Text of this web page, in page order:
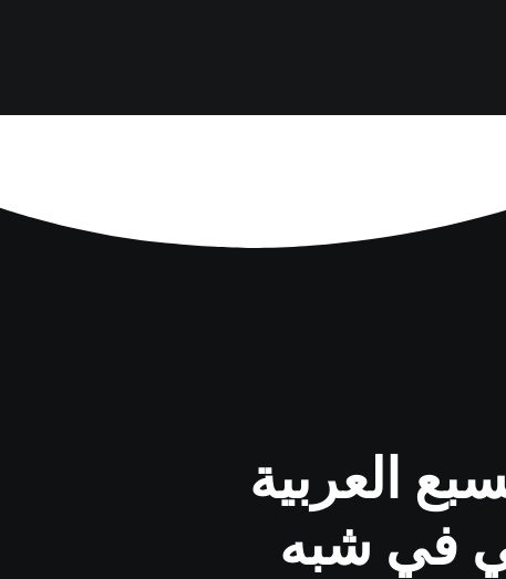
العربية
في شبه